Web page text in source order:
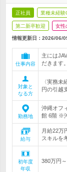
正社員 業種未経験
第二新卒歓迎 女性
情報更新日：2026/06/
仕事内容
主には
だきます。
対象と
なる方
〈実務
円の引越
勤務地
沖縄オフ
館 6階 ※
給与
月給22万
スキルを
初年度
年収
380万円